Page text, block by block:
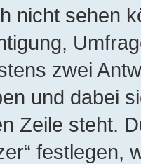
nicht sehen
zwei
und dabei
Zeile steht.
festlegen,